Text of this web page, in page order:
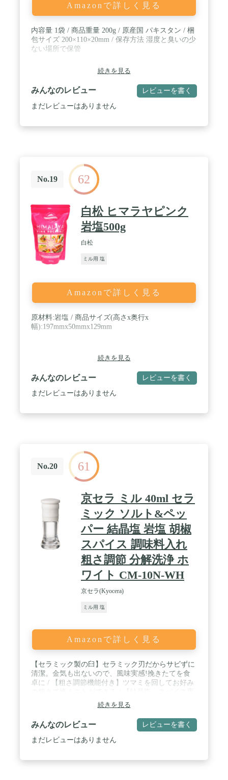
Amazonで詳しく見る
内容量 1袋 / 商品重量 200g / 原産国 パキスタン / 梱
包サイズ 200×110×20mm / 保存方法 湿度と臭いの少
ない場所で保管
続きを見る
みんなのレビュー レビューを書く
まだレビューはありません
No.19 62
白松 ヒマラヤピンク
岩塩500g
白松
ミル用 塩
Amazonで詳しく見る
原材料:岩塩 / 商品サイズ(高さx奥行x
幅):197mmx50mmx129mm
続きを見る
みんなのレビュー レビューを書く
まだレビューはありません
No.20 61
京セラ ミル 40ml セラ
ミック ソルト&ペッ
パー 結晶塩 岩塩 胡椒
スパイス 調味料入れ
粗さ調節 分解洗浄 ホ
ワイト CM-10N-WH
京セラ(Kyocera)
ミル用 塩
Amazonで詳しく見る
【セラミック製の臼】セラミック刃だからサビずに
清潔。金気も出ないので、風味実感!挽きたてを食
卓に / 【粗さ調節機能付き】ツマミを回してお好み
用ミル】※山椒・花椒には対応していません。スパ
イスは粒径5.5mm以下をご使用ください (大きすぎ
ると、うまくすれません) / サイズ:本体/径
5.3×13.0cm、重量:135g、容量40ml、生産国:中国 /
素材・材質:刃/セラミック磁器、本体/ABS樹脂(耐熱
続きを見る
みんなのレビュー レビューを書く
まだレビューはありません